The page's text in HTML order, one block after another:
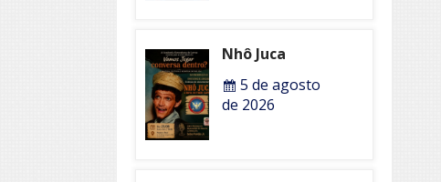
Nhô Juca
5 de agosto
de 2026